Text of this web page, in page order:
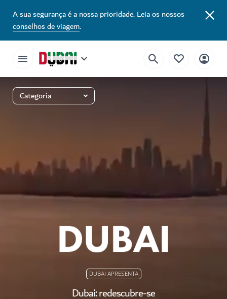
A sua segurança é a nossa prioridade.Leia os nossos
conselhos de viagem.
Categoria
DUBAI APRESENTA
Dubai: redescubre-se